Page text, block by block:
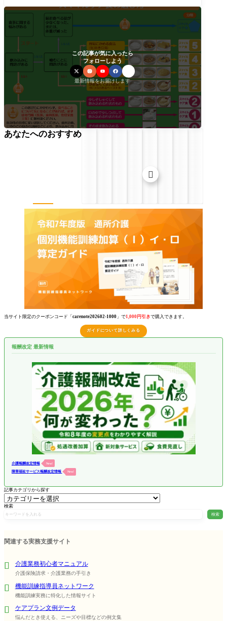
この記事が気に入ったら
フォローしよう
最新情報をお届けします
当サイト限定のクーポンコード「 carenote202602-1000 」で1,000円引きで購入できます。
ガイドについて詳しくみる
報酬改定 最新情報
介護報酬改定情報 New!
障害福祉サービス報酬改定情報 New!
記事カテゴリから探す
検索
検索
あなたへのおすすめ

関連する実務支援サイト
介護業務初心者マニュアル
介護保険請求・介護業務の手引き
機能訓練指導員ネットワーク
機能訓練実務に特化した情報サイト
ケアプラン文例データ
悩んだとき使える、ニーズや目標などの例文集